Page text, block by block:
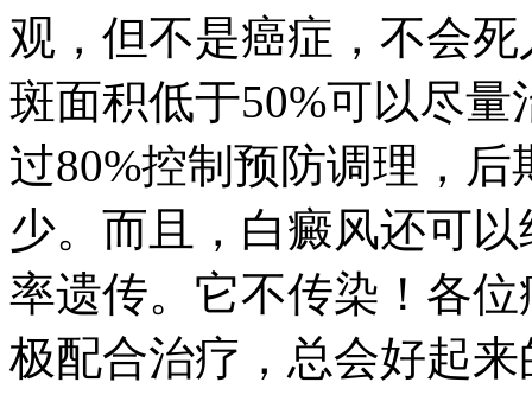
观，但不是癌症，不会
斑面积低于50%可以尽
过80%控制预防调理，
少。而且，白癜风还可
率遗传。它不传染！各
极配合治疗，总会好起